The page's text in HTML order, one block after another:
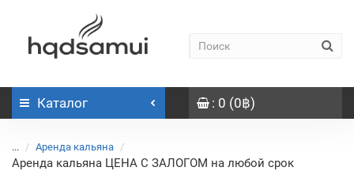
Каталог : 0 (0฿)
... Аренда кальяна
Аренда кальяна ЦЕНА С ЗАЛОГОМ на любой срок